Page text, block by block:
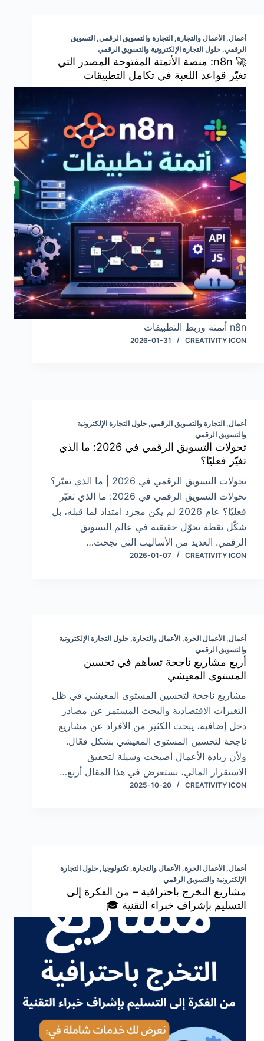
أعمال, الأعمال والتجارة, التجارة والتسويق الرقمي, التسويق
الرقمي, حلول التجارة الإلكترونية والتسويق الرقمي
🚀 n8n: منصة الأتمتة المفتوحة المصدر التي
تغيّر قواعد اللعبة في تكامل التطبيقات
n8n أتمتة وربط التطبيقات
CREATIVITY ICON
2026-01-31
أعمال, التجارة والتسويق الرقمي, حلول التجارة الإلكترونية
والتسويق الرقمي
تحولات التسويق الرقمي في 2026: ما الذي
تغيّر فعليًا؟
تحولات التسويق الرقمي في 2026 | ما الذي تغيّر؟
تحولات التسويق الرقمي في 2026: ما الذي تغيّر
فعليًا؟ عام 2026 لم يكن مجرد امتداد لما قبله، بل
شكّل نقطة تحوّل حقيقية في عالم التسويق
الرقمي. العديد من الأساليب التي نجحت…
CREATIVITY ICON
2026-01-07
أعمال , الأعمال الحرة, الأعمال والتجارة, حلول التجارة الإلكترونية
والتسويق الرقمي
أربع مشاريع ناجحة تساهم في تحسين
المستوى المعيشي
مشاريع ناجحة لتحسين المستوى المعيشي في ظل
التغيرات الاقتصادية والبحث المستمر عن مصادر
دخل إضافية، يبحث الكثير من الأفراد عن مشاريع
ناجحة لتحسين المستوى المعيشي بشكل فعّال.
ولأن ريادة الأعمال أصبحت وسيلة لتحقيق
الاستقرار المالي، نستعرض في هذا المقال أربع…
CREATIVITY ICON
2025-10-20
أعمال , الأعمال الحرة, الأعمال والتجارة,تكنولوجيا , حلول التجارة
الإلكترونية والتسويق الرقمي
مشاريع التخرج باحترافية – من الفكرة إلى
التسليم بإشراف خبراء التقنية 🎓